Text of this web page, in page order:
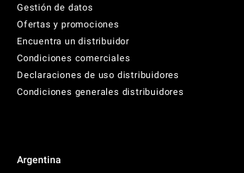
Gestión de datos
Ofertas y promociones
Encuentra un distribuidor
Condiciones comerciales
Declaraciones de uso distribuidores
Condiciones generales distribuidores
Argentina